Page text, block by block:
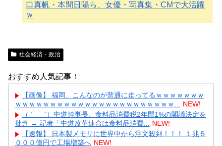
口真帆・本間日陽ら、女優・写真集・CMで大活躍
ｗ
社会経済・政治
おすすめ人気記事！
【画像】 福岡、こんなのが普通に走ってるｗｗｗｗｗｗｗ
ｗｗｗｗｗｗｗｗｗｗｗｗｗｗｗｗｗｗｗｗｗｗｗ...
NEW!
（ ´_ゝ`）中道幹事長、食料品消費税2年間1%の閣議決定を
批判 → 記者「中道改革連合は食料品消費...
NEW!
【速報】 日本製メモリに世界中から注文殺到！！！ １兆５
０００億円で工場増築へ NEW!